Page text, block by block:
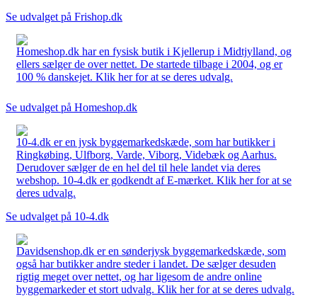
Se udvalget på Frishop.dk
Homeshop.dk har en fysisk butik i Kjellerup i Midtjylland, og
ellers sælger de over nettet. De startede tilbage i 2004, og er
100 % danskejet. Klik her for at se deres udvalg.
Se udvalget på Homeshop.dk
10-4.dk er en jysk byggemarkedskæde, som har butikker i
Ringkøbing, Ulfborg, Varde, Viborg, Videbæk og Aarhus.
Derudover sælger de en hel del til hele landet via deres
webshop. 10-4.dk er godkendt af E-mærket. Klik her for at se
deres udvalg.
Se udvalget på 10-4.dk
Davidsenshop.dk er en sønderjysk byggemarkedskæde, som
også har butikker andre steder i landet. De sælger desuden
rigtig meget over nettet, og har ligesom de andre online
byggemarkeder et stort udvalg. Klik her for at se deres udvalg.